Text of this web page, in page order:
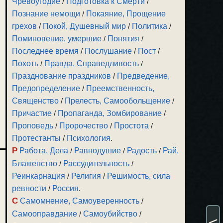
Познание немощи / Покаяние, Прощение
грехов / Покой, Душевный мир / Политика /
Поминовение, умершие / Понятия /
Последнее время / Послушание / Пост /
Похоть / Правда, Справедливость /
Празднование праздников / Предведение,
Предопределение / Преемственность,
Священство / Прелесть, Самообольщение /
Причастие / Пропаганда, Зомбирование /
Проповедь / Пророчество / Простота /
Протестанты / Психология.
Р Работа, Дела / Равнодушие / Радость / Рай,
Блаженство / Рассудительность /
Реинкарнация / Религия / Решимость, сила
ревности / Россия.
С Самомнение, Самоуверенность /
Самооправдание /Самоубийство /